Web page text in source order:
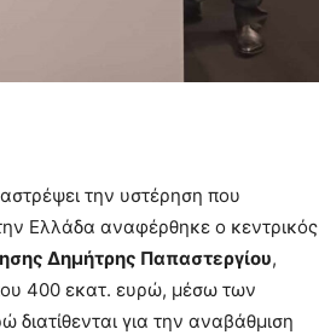
την υστέρηση που
Ελλάδα αναφέρθηκε ο κεντρικός
Δημήτρης Παπαστεργίου,
400 εκατ. ευρώ, μέσω των
για την αναβάθμιση